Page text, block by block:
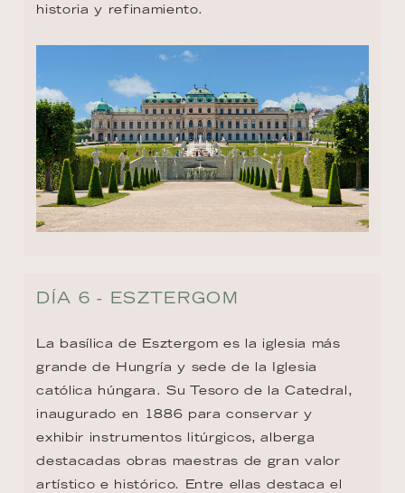
historia y refinamiento.
DÍA 6 - ESZTERGOM
La basílica de Esztergom es la iglesia más
grande de Hungría y sede de la Iglesia
católica húngara. Su Tesoro de la Catedral,
inaugurado en 1886 para conservar y
exhibir instrumentos litúrgicos, alberga
destacadas obras maestras de gran valor
artístico e histórico. Entre ellas destaca el